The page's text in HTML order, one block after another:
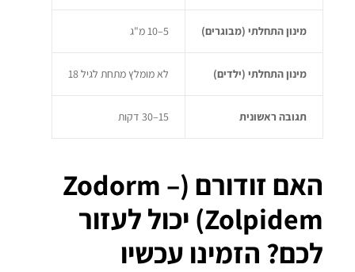
מינון התחלתי (מבוגרים)
מינון התחלתי (ילדים) לא מומלץ מתחת לגיל 18
תגובה ראשונית
האם זודורם (Zodorm –
Zolpidem) יכול לעזור
לכם? הזמינו עכשיו